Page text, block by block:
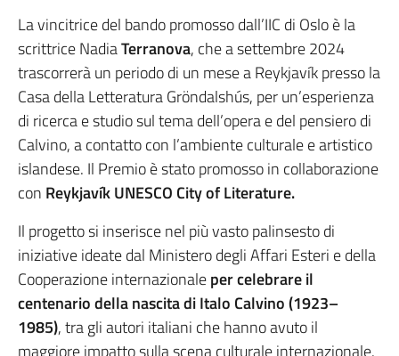
La vincitrice del bando promosso dall’IIC di Oslo è la
scrittrice NadiaTerranova, che a settembre 2024
trascorrerà un periodo di un mese a Reykjavík presso la
Casa della Letteratura Gröndalshús, per un’esperienza
di ricerca e studio sul tema dell’opera e del pensiero di
Calvino, a contatto con l’ambiente culturale e artistico
islandese. Il Premio è stato promosso in collaborazione
con Reykjavík UNESCO City of Literature.
Il progetto si inserisce nel più vasto palinsesto di
iniziative ideate dal Ministero degli Affari Esteri e della
Cooperazione internazionaleper celebrare il
centenario della nascita di Italo Calvino (1923–
1985), tra gli autori italiani che hanno avuto il